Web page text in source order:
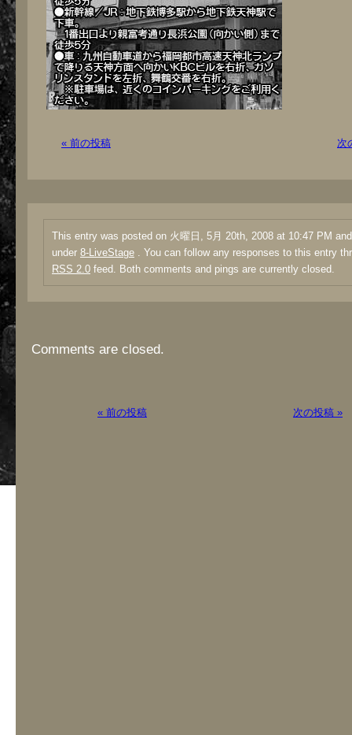
« 前の投稿 次
This entry was posted on 火曜日, 5月 20th, 2008 at 10:47 PM
under 8-LiveStage . You can follow any responses to this entry
RSS 2.0 feed. Both comments and pings are currently closed.
Comments are closed.
« 前の投稿 次の投稿 »